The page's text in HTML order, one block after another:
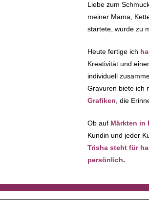
Liebe zum
meiner Mama,
startete, wurde zu
Heute fertige ich
Kreativität und
individuell
Gravuren biete ich
Grafiken , die
Ob auf Märkten in
Kundin und jeder
Trisha steht für
persönlich.